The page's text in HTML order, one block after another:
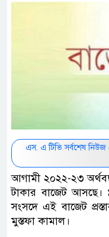
এস. এ টিভি সর্বশেষ
আগামী ২০২২-২৩
টাকার বাজেট
সংসদে এই বাজেট
মুস্তফা কামাল।